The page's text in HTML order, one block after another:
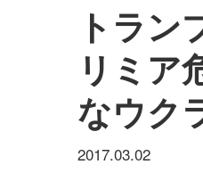
トラ
リミア
なウク
2017.03.02